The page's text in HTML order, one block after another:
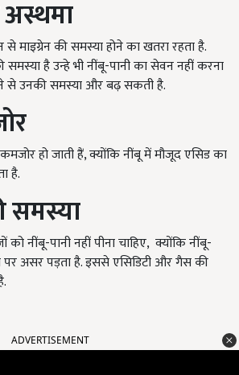
माइग्रेन की समस्या होने का खतरा रहता है.
समस्या है उन्हे भी नींबू-पानी का सेवन नहीं करना
से उनकी समस्या और बढ़ सकती है.
कमजोर हो जाती हैं, क्योंकि नींबू में मौजूद एसिड का
है.
समस्या
को नींबू-पानी नहीं पीना चाहिए, क्योंकि नींबू-
पर असर पड़ता है. इससे एसिडिटी और गैस की
ADVERTISEMENT